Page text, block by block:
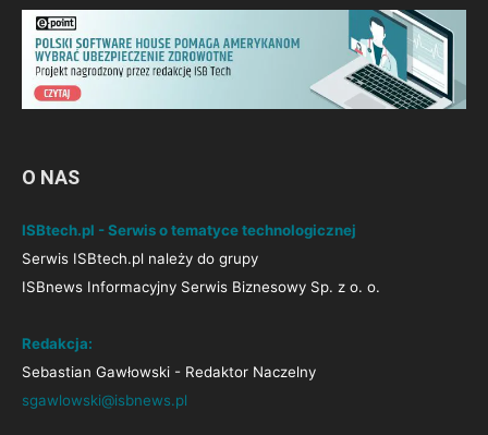
O NAS
ISBtech.pl - Serwis o tematyce technologicznej
Serwis ISBtech.pl należy do grupy
ISBnews Informacyjny Serwis Biznesowy Sp. z o. o.
Redakcja:
Sebastian Gawłowski - Redaktor Naczelny
sgawlowski@isbnews.pl